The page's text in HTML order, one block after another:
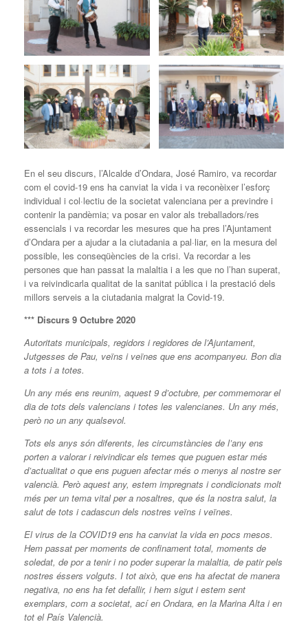
En el seu discurs, l’Alcalde d’Ondara, José Ramiro, va recordar
com el covid-19 ens ha canviat la vida i va reconèixer l’esforç
individual i col·lectiu de la societat valenciana per a previndre i
contenir la pandèmia; va posar en valor als treballadors/res
essencials i va recordar les mesures que ha pres l’Ajuntament
d’Ondara per a ajudar a la ciutadania a pal·liar, en la mesura del
possible, les conseqüències de la crisi. Va recordar a les
persones que han passat la malaltia i a les que no l’han superat,
i va reivindicarla qualitat de la sanitat pública i la prestació dels
millors serveis a la ciutadania malgrat la Covid-19.
*** Discurs 9 Octubre 2020
Autoritats municipals, regidors i regidores de l’Ajuntament,
Jutgesses de Pau, veïns i veïnes que ens acompanyeu. Bon dia
a tots i a totes.
Un any més ens reunim, aquest 9 d’octubre, per commemorar el
dia de tots dels valencians i totes les valencianes. Un any més,
però no un any qualsevol.
Tots els anys són diferents, les circumstàncies de l’any ens
porten a valorar i reivindicar els temes que puguen estar més
d’actualitat o que ens puguen afectar més o menys al nostre ser
valencià. Però aquest any, estem impregnats i condicionats molt
més per un tema vital per a nosaltres, que és la nostra salut, la
salut de tots i cadascun dels nostres veïns i veïnes.
El virus de la COVID19 ens ha canviat la vida en pocs mesos.
Hem passat per moments de confinament total, moments de
soledat, de por a tenir i no poder superar la malaltia, de patir pels
nostres éssers volguts. I tot això, que ens ha afectat de manera
negativa, no ens ha fet defallir, i hem sigut i estem sent
exemplars, com a societat, ací en Ondara, en la Marina Alta i en
tot el País Valencià.